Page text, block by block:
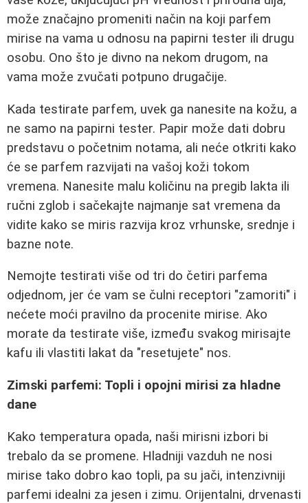
može značajno promeniti način na koji parfem
mirise na vama u odnosu na papirni tester ili drugu
osobu. Ono što je divno na nekom drugom, na
vama može zvučati potpuno drugačije.
Kada testirate parfem, uvek ga nanesite na kožu, a
ne samo na papirni tester. Papir može dati dobru
predstavu o početnim notama, ali neće otkriti kako
će se parfem razvijati na vašoj koži tokom
vremena. Nanesite malu količinu na pregib lakta ili
ručni zglob i sačekajte najmanje sat vremena da
vidite kako se miris razvija kroz vrhunske, srednje i
bazne note.
Nemojte testirati više od tri do četiri parfema
odjednom, jer će vam se čulni receptori "zamoriti" i
nećete moći pravilno da procenite mirise. Ako
morate da testirate više, između svakog mirisajte
kafu ili vlastiti lakat da "resetujete" nos.
Zimski parfemi: Topli i opojni mirisi za hladne
dane
Kako temperatura opada, naši mirisni izbori bi
trebalo da se promene. Hladniji vazduh ne nosi
mirise tako dobro kao topli, pa su jači, intenzivniji
parfemi idealni za jesen i zimu. Orijentalni, drvenasti